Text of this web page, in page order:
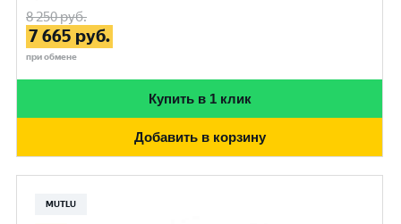
8 250руб.
7 665 руб.
при обмене
Купить в 1 клик
Добавить в корзину
MUTLU